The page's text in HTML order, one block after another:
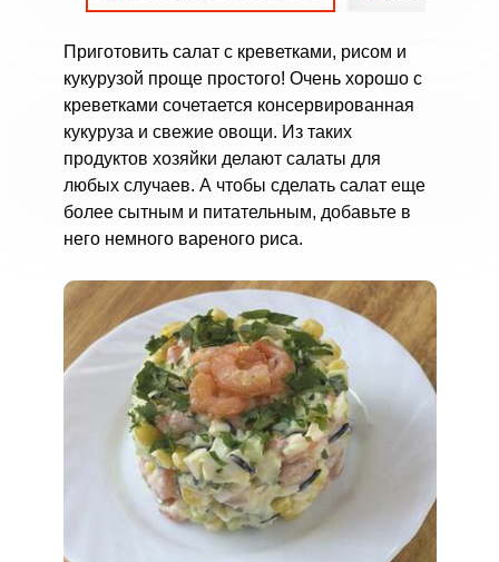
Приготовить салат с креветками, рисом и
кукурузой проще простого! Очень хорошо с
креветками сочетается консервированная
кукуруза и свежие овощи. Из таких
продуктов хозяйки делают салаты для
любых случаев. А чтобы сделать салат еще
более сытным и питательным, добавьте в
него немного вареного риса.